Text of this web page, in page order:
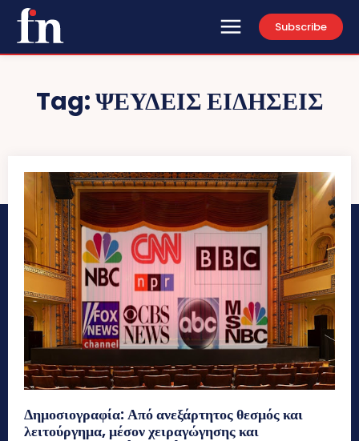
Subscribe
Tag:ΨΕΥΔΕΙΣ ΕΙΔΗΣΕΙΣ
Δημοσιογραφία: Από ανεξάρτητος θεσμός και
λειτούργημα, μέσον χειραγώγησης και